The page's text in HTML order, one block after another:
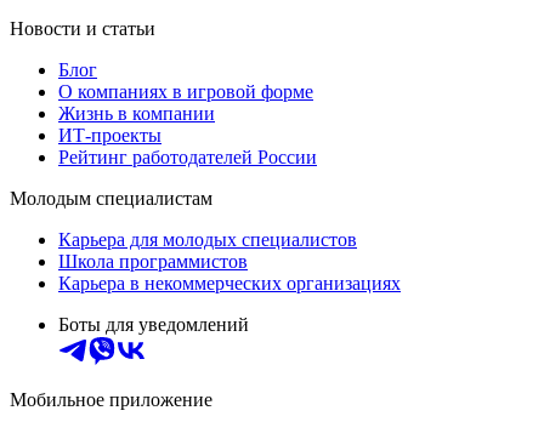
Новости и статьи
Блог
О компаниях в игровой форме
Жизнь в компании
ИТ-проекты
Рейтинг работодателей России
Молодым специалистам
Карьера для молодых специалистов
Школа программистов
Карьера в некоммерческих организациях
Боты для уведомлений
Мобильное приложение